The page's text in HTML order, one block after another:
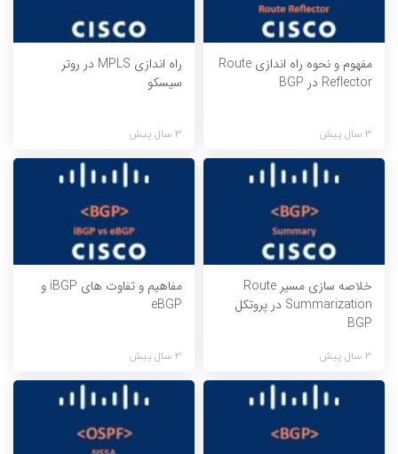
مفهوم و نحوه راه اندازی Route
Reflector در BGP
3 سال پیش
راه اندازی MPLS در روتر
سیسکو
3 سال پیش
خلاصه سازی مسیر Route
Summarization در پروتکل
BGP
3 سال پیش
مفاهیم و تفاوت های iBGP و
eBGP
3 سال پیش